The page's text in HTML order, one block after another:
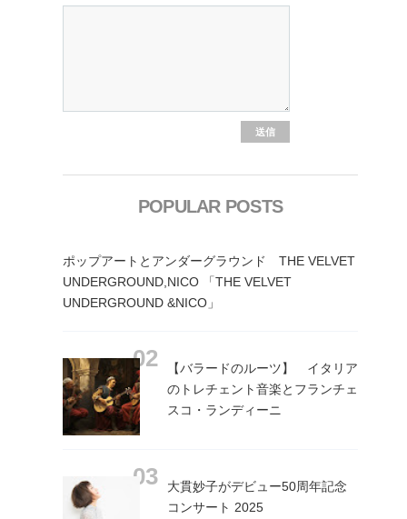
POPULAR POSTS
ポップアートとアンダーグラウンド THE VELVET
UNDERGROUND,NICO 「THE VELVET
UNDERGROUND &NICO」
【バラードのルーツ】 イタリア
のトレチェント音楽とフランチェ
スコ・ランディーニ
大貫妙子がデビュー50周年記念
コンサート 2025